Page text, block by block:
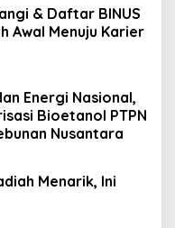
& Daftar BINUS
Awal Menuju Karier
Energi Nasional,
Bioetanol PTPN
Nusantara
Menarik, Ini